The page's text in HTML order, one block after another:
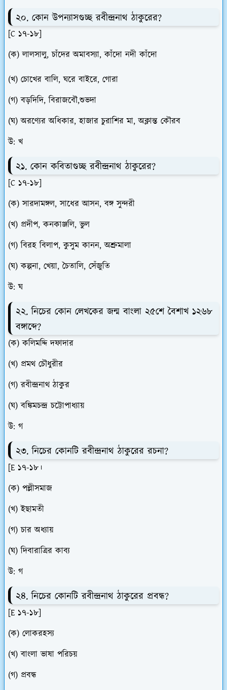
২০. কোন উপন্যাসগুচ্ছ রবীন্দ্রনাথ ঠাকুরের?
[C ১৭-১৮]
(ক) লালসালু, চাঁদের অমাবস্যা, কাঁদো নদী কাঁদো
(খ) চোখের বালি, ঘরে বাইরে, গোরা
(গ) বড়দিদি, বিরাজবৌ,শুভদা
(ঘ) অরণ্যের অধিকার, হাজার চুরাশির মা, অক্লান্ত কৌরব
উ: খ
২১. কোন কবিতাগুচ্ছ রবীন্দ্রনাথ ঠাকুরের?
[C ১৭-১৮]
(ক) সারদামঙ্গল, সাধের আসন, বঙ্গ সুন্দরী
(খ) প্রদীপ, কনকাঞ্জলি, ভুল
(গ) বিরহ বিলাপ, কুসুম কানন, অশ্রুমালা
(ঘ) কল্পনা, খেয়া, চৈতালি, সেঁজুতি
উ: ঘ
২২. নিচের কোন লেখকের জন্ম বাংলা ২৫শে বৈশাখ ১২৬৮
বঙ্গাব্দে?
(ক) কলিমদ্দি দফাদার
(খ) প্রমথ চৌধুরীর
(গ) রবীন্দ্রনাথ ঠাকুর
(ঘ) বঙ্কিমচন্দ্র চট্টোপাধ্যায়
উ: গ
২৩. নিচের কোনটি রবীন্দ্রনাথ ঠাকুরের রচনা?
[E ১৭-১৮।
(ক) পল্লীসমাজ
(খ) ইছামতী
(গ) চার অধ্যায়
(ঘ) দিবারাত্রির কাব্য
উ: গ
২৪. নিচের কোনটি রবীন্দ্রনাথ ঠাকুরের প্রবন্ধ?
[E ১৭-১৮]
(ক) লোকরহস্য
(খ) বাংলা ভাষা পরিচয়
(গ) প্রবন্ধ